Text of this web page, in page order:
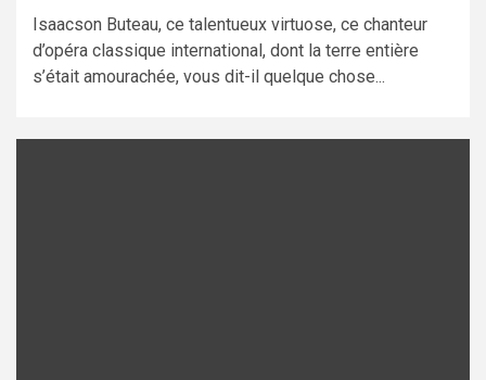
Isaacson Buteau, ce talentueux virtuose, ce chanteur
d’opéra classique international, dont la terre entière
s’était amourachée, vous dit-il quelque chose...